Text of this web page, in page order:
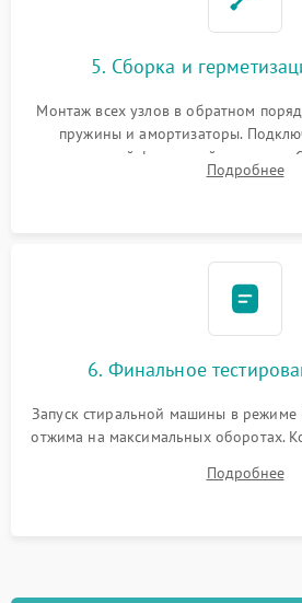
5. Сборка и
Монтаж всех узлов в обратном
пружины и амортизаторы.
надежной фиксацией хомутами.
герметиком для предотвращения
Подробнее
6. Финальное
Запуск стиральной машины в режиме
отжима на максимальных оборотах.
корректности слива, отсутствия
посторонних стуков иПодробнее